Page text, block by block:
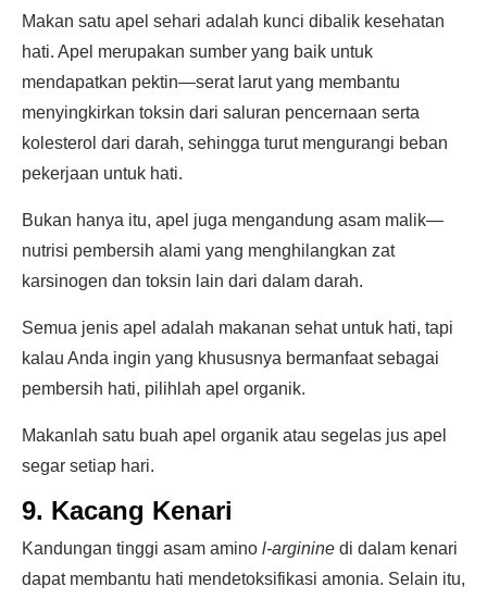
Makan satu apel sehari adalah kunci dibalik kesehatan
hati. Apel merupakan sumber yang baik untuk
mendapatkan pektin—serat larut yang membantu
menyingkirkan toksin dari saluran pencernaan serta
kolesterol dari darah, sehingga turut mengurangi beban
pekerjaan untuk hati.
Bukan hanya itu, apel juga mengandung asam malik—
nutrisi pembersih alami yang menghilangkan zat
karsinogen dan toksin lain dari dalam darah.
Semua jenis apel adalah makanan sehat untuk hati, tapi
kalau Anda ingin yang khususnya bermanfaat sebagai
pembersih hati, pilihlah apel organik.
Makanlah satu buah apel organik atau segelas jus apel
segar setiap hari.
9. Kacang Kenari
Kandungan tinggi asam amino l-arginine di dalam kenari
dapat membantu hati mendetoksifikasi amonia. Selain itu,